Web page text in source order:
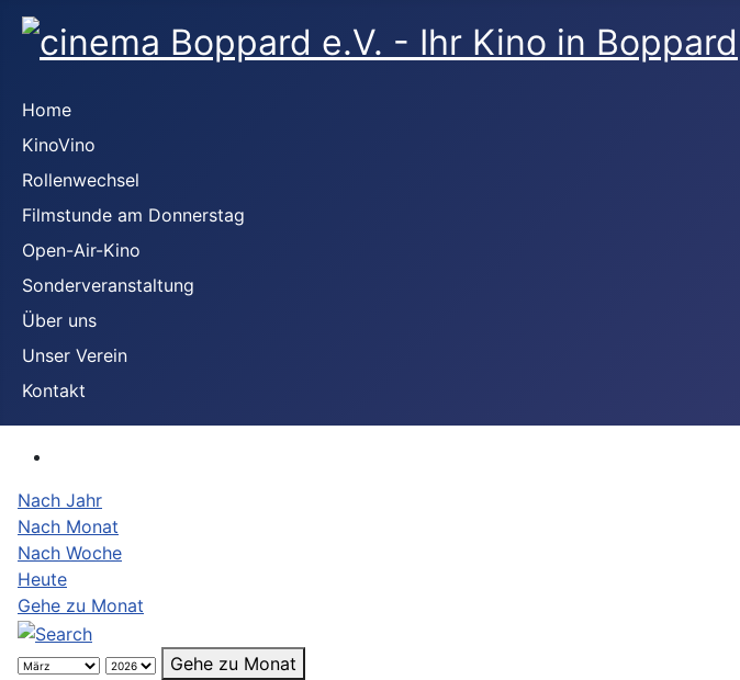
Home
KinoVino
Rollenwechsel
Filmstunde am Donnerstag
Open-Air-Kino
Sonderveranstaltung
Über uns
Unser Verein
Kontakt
Nach Jahr
Nach Monat
Nach Woche
Heute
Gehe zu Monat
Gehe zu Monat